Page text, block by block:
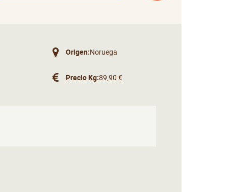
Origen:Noruega
Precio Kg:89,90 €